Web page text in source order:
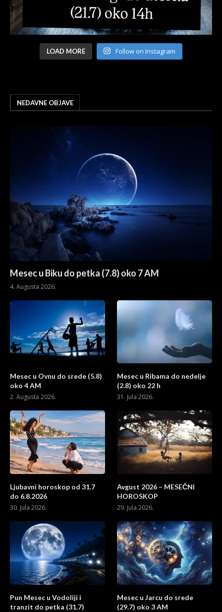
LOAD MORE Follow on Instagram
NEDAVNE OBJAVE
Mesec u Biku do petka (7.8) oko 7 AM
4. Augusta 2026.
Mesec u Ovnu do srede (5.8)
oko 4 AM
2. Augusta 2026.
Mesec u Ribama do nedelje
(2.8) oko 22 h
31. Jula 2026.
Ljubavni horoskop od 31.7
do 6.8.2026
30. Jula 2026.
Avgust 2026 – MESEČNI
HOROSKOP
29. Jula 2026.
Pun Mesec u Vodoliji i
tranzit do petka (31.7)
Mesec u Jarcu do srede
(29.7) oko 3 AM